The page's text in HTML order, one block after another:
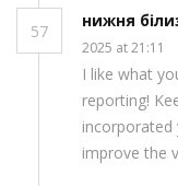
57
нижня
2025 at 21:11
I like what
reporting!
incorporated
improve the